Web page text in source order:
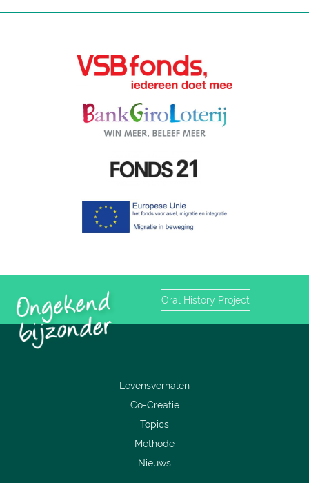
Oral History Project
Levensverhalen
Co-Creatie
Topics
Methode
Nieuws